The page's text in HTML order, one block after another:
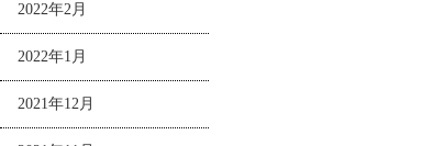
2022年2月
2022年1月
2021年12月